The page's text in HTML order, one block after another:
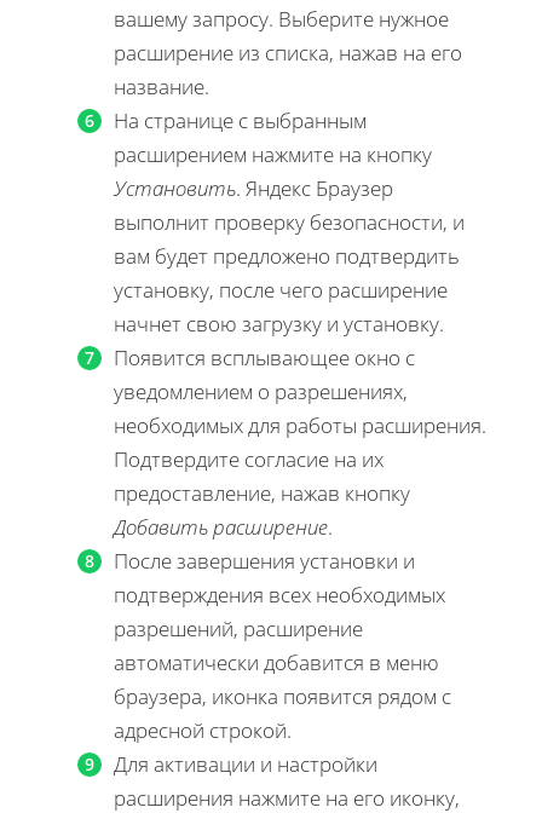
вашему запросу. Выберите нужное
расширение из списка, нажав на его
название.
На странице с выбранным
расширением нажмите на кнопку
Установить. Яндекс Браузер
выполнит проверку безопасности, и
вам будет предложено подтвердить
установку, после чего расширение
начнет свою загрузку и установку.
Появится всплывающее окно с
уведомлением о разрешениях,
необходимых для работы расширения.
Подтвердите согласие на их
предоставление, нажав кнопку
Добавить расширение.
После завершения установки и
подтверждения всех необходимых
разрешений, расширение
автоматически добавится в меню
браузера, иконка появится рядом с
адресной строкой.
Для активации и настройки
расширения нажмите на его иконку,